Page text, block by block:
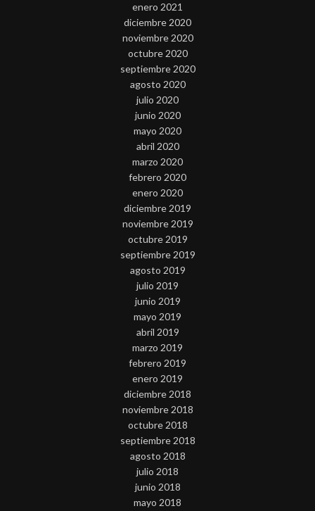
enero 2021
diciembre 2020
noviembre 2020
octubre 2020
septiembre 2020
agosto 2020
julio 2020
junio 2020
mayo 2020
abril 2020
marzo 2020
febrero 2020
enero 2020
diciembre 2019
noviembre 2019
octubre 2019
septiembre 2019
agosto 2019
julio 2019
junio 2019
mayo 2019
abril 2019
marzo 2019
febrero 2019
enero 2019
diciembre 2018
noviembre 2018
octubre 2018
septiembre 2018
agosto 2018
julio 2018
junio 2018
mayo 2018